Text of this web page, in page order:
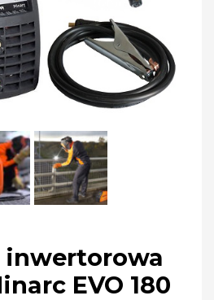
inwertorowa
EVO 180